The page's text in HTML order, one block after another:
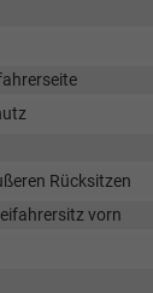
Rücksitzen
vorn